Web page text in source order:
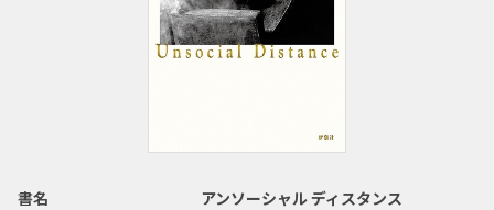
書名
アンソーシャル ディスタンス